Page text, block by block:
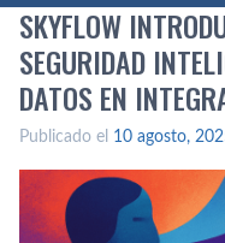
SKYFLOW
SEGURIDAD
DATOS EN
Publicado el 10 agosto,